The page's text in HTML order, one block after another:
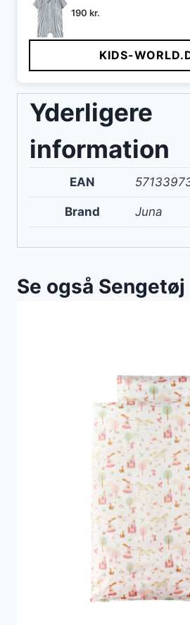
190 kr.
KIDS-
Yderligere
information
EAN
Brand Juna
Se også Sengetøj